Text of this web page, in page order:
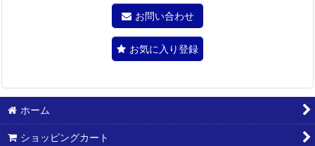
お問い合わせ
お気に入り登録
ホーム
ショッピングカート